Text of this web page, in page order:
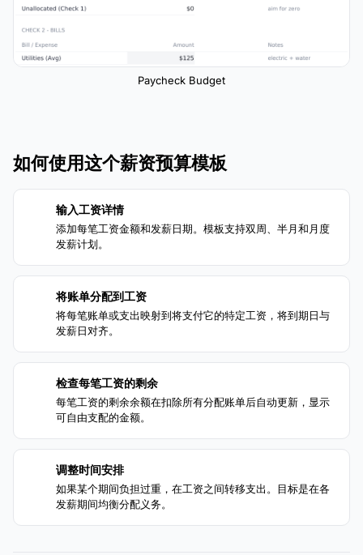
Paycheck Budget
如何使用这个薪资预算模板
输入工资详情
添加每笔工资金额和发薪日期。模板支持双周、半月和月度
发薪计划。
将账单分配到工资
将每笔账单或支出映射到将支付它的特定工资，将到期日与
发薪日对齐。
检查每笔工资的剩余
每笔工资的剩余余额在扣除所有分配账单后自动更新，显示
可自由支配的金额。
调整时间安排
如果某个期间负担过重，在工资之间转移支出。目标是在各
发薪期间均衡分配义务。